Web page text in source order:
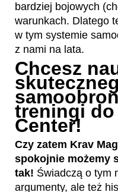
bardziej bojowych
warunkach. Dlatego
w tym systemie
z nami na lata.
Chcesz
treningi do
Center!
Czy zatem Krav
spokojnie możemy
tak! Świadczą o tym
argumenty, ale też